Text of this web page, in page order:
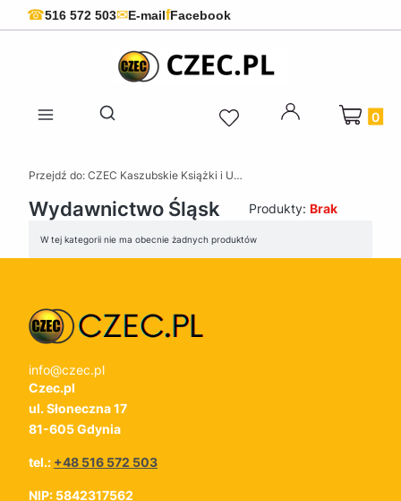
☎516 572 503✉E-mailfFacebook
Otwórz wyszukiwarkę
Produkty
Przejdź do: CZEC Kaszubskie Książki i Upominki - Pamiątki z Kaszub
Wydawnictwo Śląsk Produkty: Brak
Lista produktów
W tej kategorii nie ma obecnie żadnych produktów
info@czec.pl
Czec.pl
ul. Słoneczna 17
81-605 Gdynia
tel.: +48 516 572 503
NIP: 5842317562